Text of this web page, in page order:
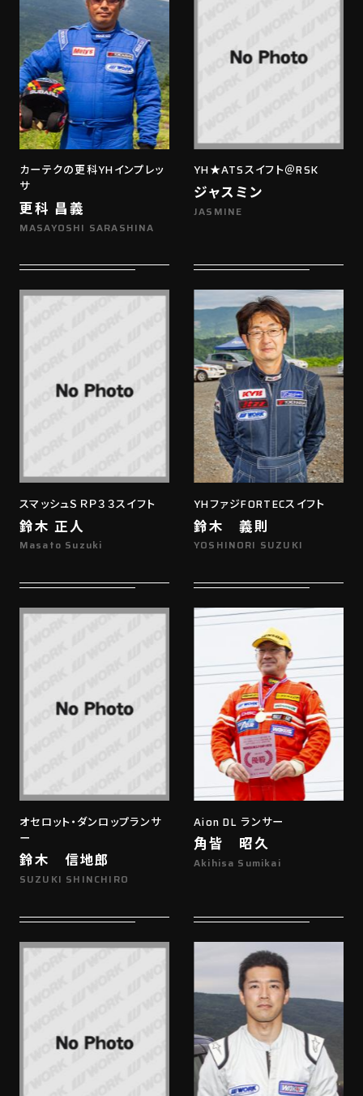
カーテクの更科YHインプレッ
サ
更科 昌義
MASAYOSHI SARASHINA
YH★ATSスイフト＠RSK
ジャスミン
JASMINE
スマッシュＳＲＰ３３スイフト
鈴木 正人
Masato Suzuki
YHファジFORTECスイフト
鈴木 義則
YOSHINORI SUZUKI
オセロット・ダンロップランサ
ー
鈴木 信地郎
SUZUKI SHINCHIRO
Aion DL ランサー
角皆 昭久
Akihisa Sumikai